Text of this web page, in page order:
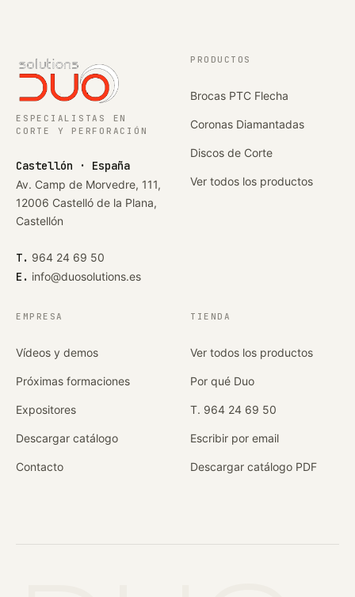
ESPECIALISTAS EN
CORTE Y PERFORACIÓN
Castellón · España
Av. Camp de Morvedre, 111,
12006 Castelló de la Plana,
Castellón
T. 964 24 69 50
E. info@duosolutions.es
PRODUCTOS
Brocas PTC Flecha
Coronas Diamantadas
Discos de Corte
Ver todos los productos
EMPRESA
Vídeos y demos
Próximas formaciones
Expositores
Descargar catálogo
Contacto
TIENDA
Ver todos los productos
Por qué Duo
T. 964 24 69 50
Escribir por email
Descargar catálogo PDF